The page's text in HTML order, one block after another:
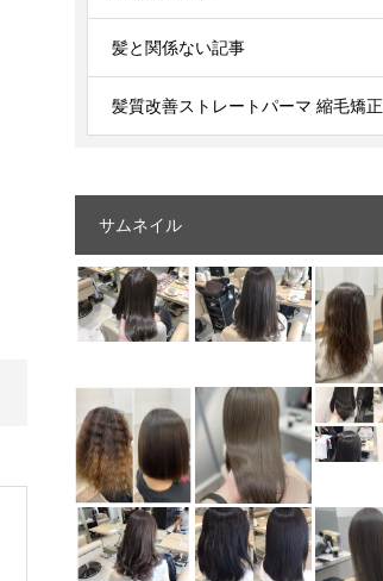
髪と関係ない記事
髪質改善ストレートパーマ 縮毛矯正
サムネイル